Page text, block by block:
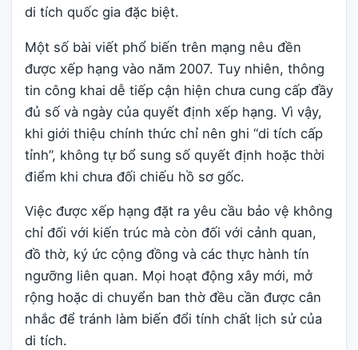
di tích quốc gia đặc biệt.
Một số bài viết phổ biến trên mạng nêu đền
được xếp hạng vào năm 2007. Tuy nhiên, thông
tin công khai dễ tiếp cận hiện chưa cung cấp đầy
đủ số và ngày của quyết định xếp hạng. Vì vậy,
khi giới thiệu chính thức chỉ nên ghi “di tích cấp
tỉnh”, không tự bổ sung số quyết định hoặc thời
điểm khi chưa đối chiếu hồ sơ gốc.
Việc được xếp hạng đặt ra yêu cầu bảo vệ không
chỉ đối với kiến trúc mà còn đối với cảnh quan,
đồ thờ, ký ức cộng đồng và các thực hành tín
ngưỡng liên quan. Mọi hoạt động xây mới, mở
rộng hoặc di chuyển ban thờ đều cần được cân
nhắc để tránh làm biến đổi tính chất lịch sử của
di tích.